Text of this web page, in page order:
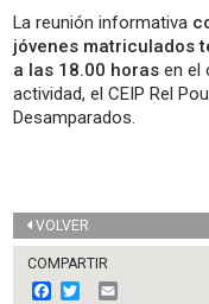
La reunión informativa
jóvenes matriculados
a las 18.00 horas en el
actividad, el CEIP Rel
Desamparados.
VOLVER
COMPARTIR
F